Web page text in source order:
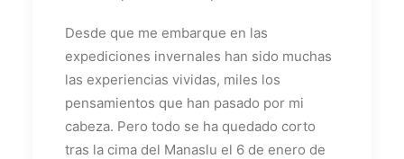
Desde que me embarque en las
expediciones invernales han sido muchas
las experiencias vividas, miles los
pensamientos que han pasado por mi
cabeza. Pero todo se ha quedado corto
tras la cima del Manaslu el 6 de enero de